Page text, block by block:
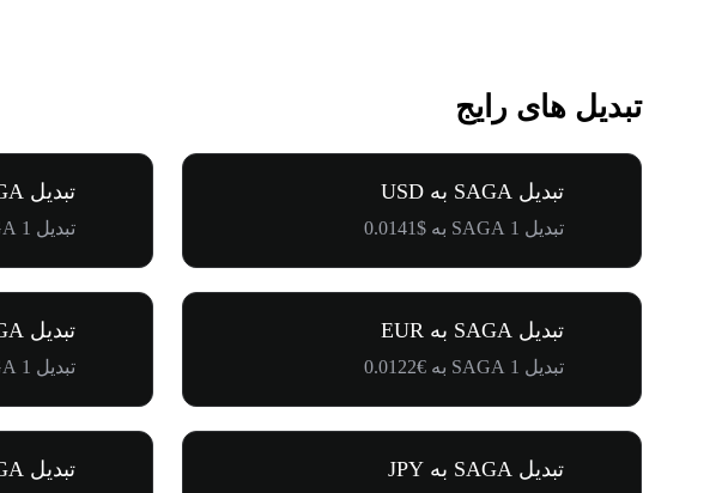
تبدیل های رایج
تبدیل SAGA به USD
تبدیل 1 SAGA به $0.0141
تبدیل SAGA به AUD
تبدیل 1 SAGA به $0.0200
تبدیل SAGA به EUR
تبدیل 1 SAGA به €0.0122
تبدیل SAGA به CAD
تبدیل 1 SAGA به C$0.0197
تبدیل SAGA به JPY تبدیل SAGA به GBP